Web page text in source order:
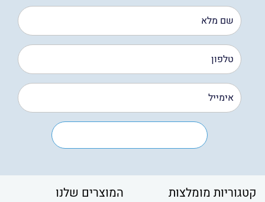
קטגוריות מומלצות המוצרים שלנו